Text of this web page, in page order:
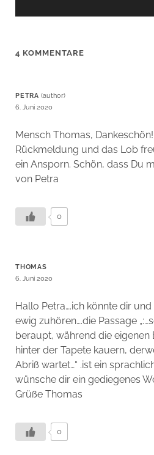
4 KOMMENTARE
PETRA
6. Juni 2020
Mensch Thomas,
Rückmeldung und das Lob
ein Ansporn. Schön, dass Du
von Petra
0
THOMAS
6. Juni 2020
Hallo Petra….ich könnte dir
ewig zuhören….die Passage
beraupt, während die eigenen
hinter der Tapete kauern,
Abriß wartet…“ .ist ein
wünsche dir ein gediegenes
Grüße Thomas
0